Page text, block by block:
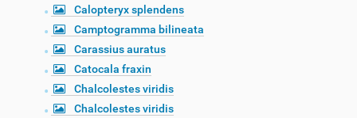
Calopteryx splendens
Camptogramma bilineata
Carassius auratus
Catocala fraxin
Chalcolestes viridis
Chalcolestes viridis